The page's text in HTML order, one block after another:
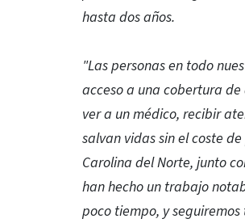
hasta dos años.
"Las personas en todo
acceso a una cobertura
ver a un médico, recibir
salvan vidas sin el coste
Carolina del Norte, junto
han hecho un trabajo
poco tiempo, y